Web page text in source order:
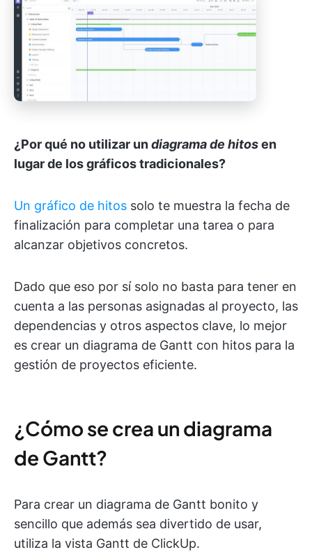
¿Por qué no utilizar undiagrama de hitosen
lugar de los gráficos tradicionales?
Un gráfico de hitos solo te muestra la fecha de
finalización para completar una tarea o para
alcanzar objetivos concretos.
Dado que eso por sí solo no basta para tener en
cuenta a las personas asignadas al proyecto, las
dependencias y otros aspectos clave, lo mejor
es crear un diagrama de Gantt con hitos para la
gestión de proyectos eficiente.
¿Cómo se crea un diagrama
de Gantt?
Para crear un diagrama de Gantt bonito y
sencillo que además sea divertido de usar,
utiliza la vista Gantt de ClickUp.